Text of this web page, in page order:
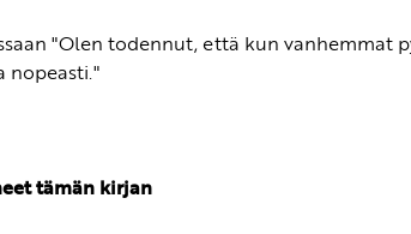
"Olen todennut, että kun vanhemmat
nopeasti."
tämän kirjan